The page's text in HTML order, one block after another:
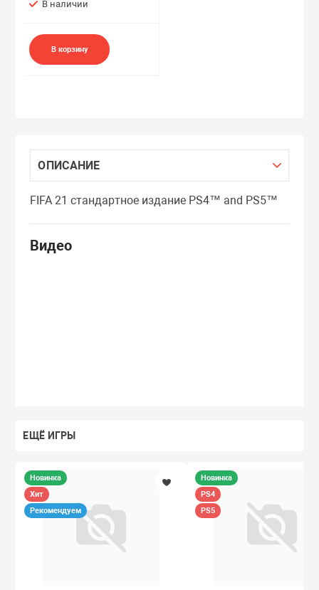
В наличии
В корзину
ОПИСАНИЕ
FIFA 21 стандартное издание PS4™ and PS5™
Видео
ЕЩЁ ИГРЫ
Новинка
Хит
Рекомендуем
Новинка
PS4
PS5